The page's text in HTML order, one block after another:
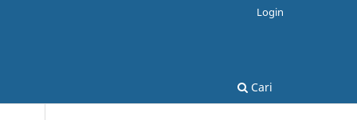
Cari
Login